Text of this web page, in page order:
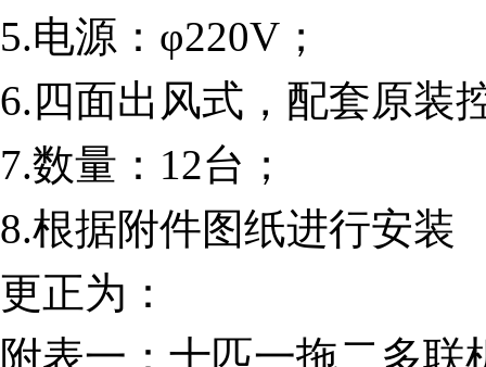
5.电源：φ220V；
6.四面出风式，配套原装
7.数量：12台；
8.根据附件图纸进行安装
更正为：
附表一：十匹一拖二多联